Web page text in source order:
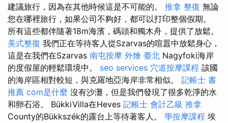
建議旅行，因為在其他時候這是不可能的。 推拿 整復 無論
您在哪裡旅行，如果公司不夠好，都可以打印整個假期。
所有這些都伴隨著18m海濱，碼頭和獨木舟，提供了放鬆。
美式整復 我們正在等待客人從Szarvas的喧囂中放鬆身心，
這是在我們在Szarvas 南屯按摩 外燴 臺北 Nagyfoki海岸
的度假屋的輕鬆環境中。 seo services 穴道按摩課程 該國
的海岸區相對較短，與克羅地亞海岸非常相似。 記帳士 書
推薦 com是什麼 沒有沙灘，但是我們發現了很多乾淨的水
和卵石浴。 BükkiVilla在Heves 記帳士 會計乙級 推拿
County的Bükkszék的露台上等待著客人。 學按摩課程 埃